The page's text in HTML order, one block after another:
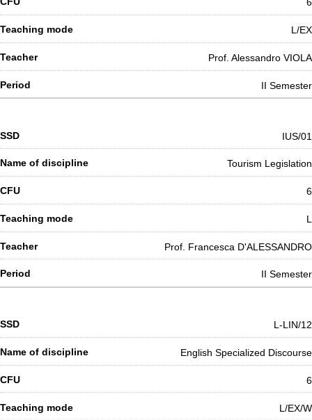
6
L/EX
Prof. Alessandro VIOLA
II Semester
IUS/01
Tourism Legislation
6
L
Prof. Francesca D'ALESSANDRO
II Semester
L-LIN/12
English Specialized Discourse
6
L/EX/W